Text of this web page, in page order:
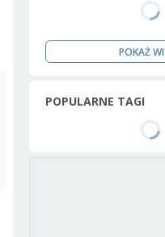
POKAŻ
POPULARNE TAGI